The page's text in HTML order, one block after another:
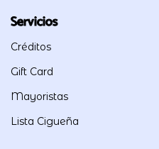
Servicios
Créditos
Gift Card
Mayoristas
Lista Cigueña